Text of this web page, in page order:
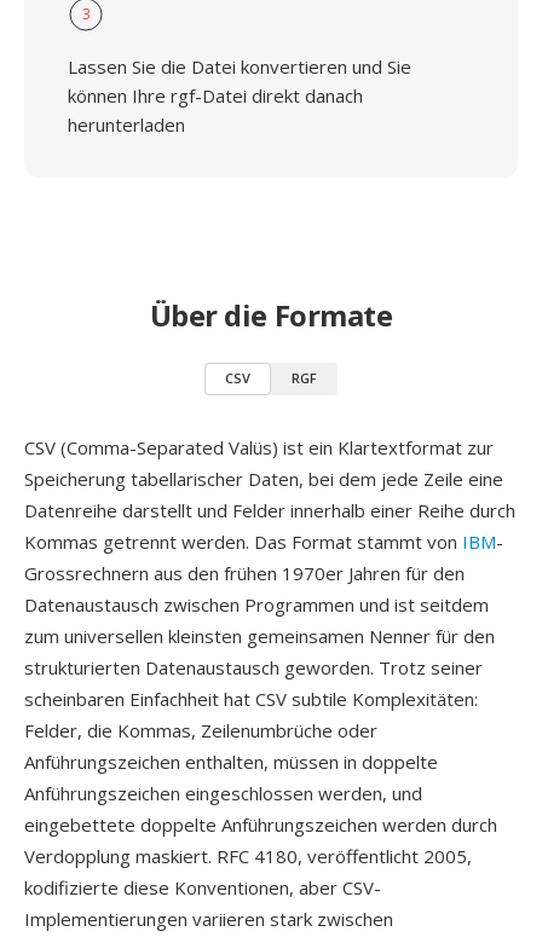
3
Lassen Sie die Datei konvertieren und Sie
können Ihre rgf-Datei direkt danach
herunterladen
Über die Formate
CSV RGF
CSV (Comma-Separated Valüs) ist ein Klartextformat zur
Speicherung tabellarischer Daten, bei dem jede Zeile eine
Datenreihe darstellt und Felder innerhalb einer Reihe durch
Kommas getrennt werden. Das Format stammt von IBM-
Grossrechnern aus den frühen 1970er Jahren für den
Datenaustausch zwischen Programmen und ist seitdem
zum universellen kleinsten gemeinsamen Nenner für den
strukturierten Datenaustausch geworden. Trotz seiner
scheinbaren Einfachheit hat CSV subtile Komplexitäten:
Felder, die Kommas, Zeilenumbrüche oder
Anführungszeichen enthalten, müssen in doppelte
Anführungszeichen eingeschlossen werden, und
eingebettete doppelte Anführungszeichen werden durch
Verdopplung maskiert. RFC 4180, veröffentlicht 2005,
kodifizierte diese Konventionen, aber CSV-
Implementierungen variieren stark zwischen